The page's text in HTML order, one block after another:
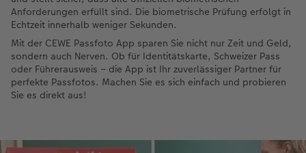
Anforderungen erfüllt sind. Die biometrische Prüfung erfolgt in
Echtzeit innerhalb weniger Sekunden.
Mit der CEWE Passfoto App sparen Sie nicht nur Zeit und Geld,
sondern auch Nerven. Ob für Identitätskarte, Schweizer Pass
oder Führerausweis – die App ist Ihr zuverlässiger Partner für
perfekte Passfotos. Machen Sie es sich einfach und probieren
Sie es direkt aus!